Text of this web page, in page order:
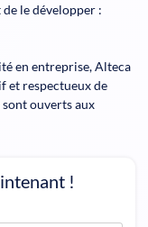
le développer :
en entreprise, Alteca
et respectueux de
sont ouverts aux
!